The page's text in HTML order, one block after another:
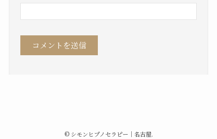
©シモンヒプノセラピー｜名古屋.